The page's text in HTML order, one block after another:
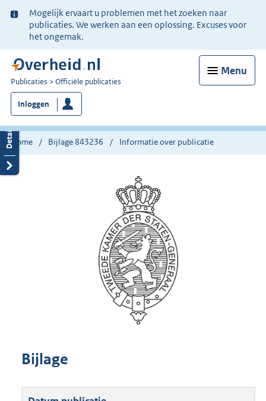
Ter
informatie:
Mogelijk ervaart u problemen met het zoeken naar
publicaties. We werken aan een oplossing. Excuses voor
het ongemak.
Menu
U
bent
nu
hier:
Publicaties Officiële publicaties
Inloggen
Home Bijlage 843236 Informatie over publicatie
Bijlage